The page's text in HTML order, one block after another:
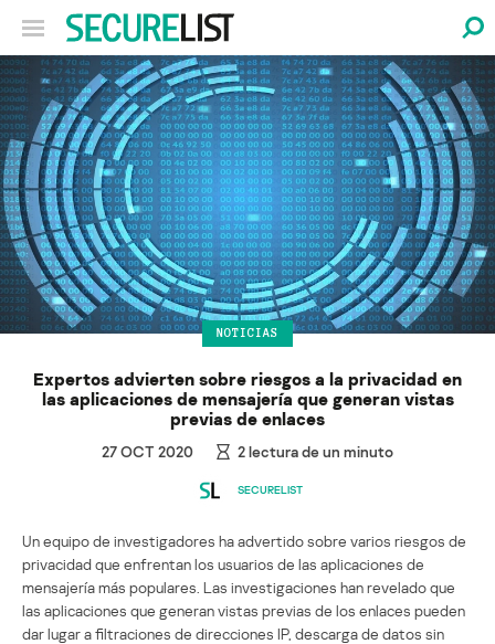
NOTICIAS
Expertos advierten sobre riesgos a la privacidad en
las aplicaciones de mensajería que generan vistas
previas de enlaces
27 OCT 2020 2lectura de un minuto
SECURELIST
Un equipo de investigadores ha advertido sobre varios riesgos de
privacidad que enfrentan los usuarios de las aplicaciones de
mensajería más populares. Las investigaciones han revelado que
las aplicaciones que generan vistas previas de los enlaces pueden
dar lugar a filtraciones de direcciones IP, descarga de datos sin